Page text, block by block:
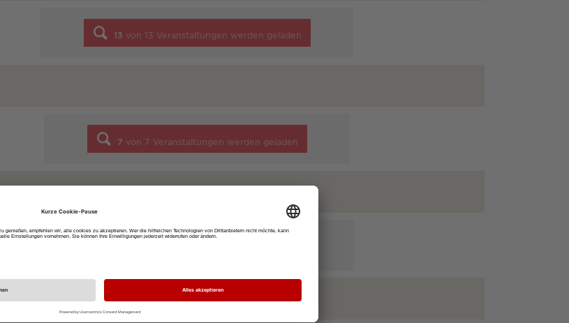
13 von 13 Veranstaltungen werden geladen
7 von 7 Veranstaltungen werden geladen